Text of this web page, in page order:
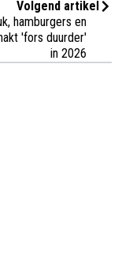
Volgend artikel
hamburgers en
'fors duurder'
in 2026